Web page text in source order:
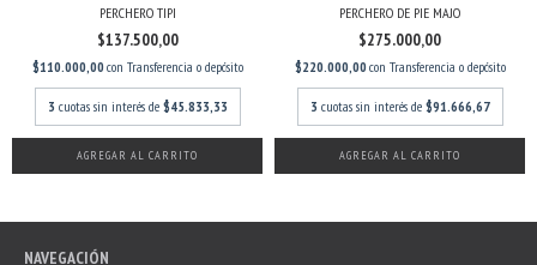
PERCHERO TIPI
$137.500,00
$110.000,00con Transferencia o depósito
3 cuotas sin interés de $45.833,33
PERCHERO DE PIE MAJO
$275.000,00
$220.000,00con Transferencia o depósito
3 cuotas sin interés de $91.666,67
NAVEGACIÓN